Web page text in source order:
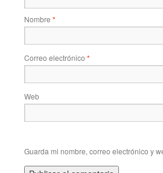
Nombre *
Correo electrónico *
Web
Guarda mi nombre, correo electrónico y